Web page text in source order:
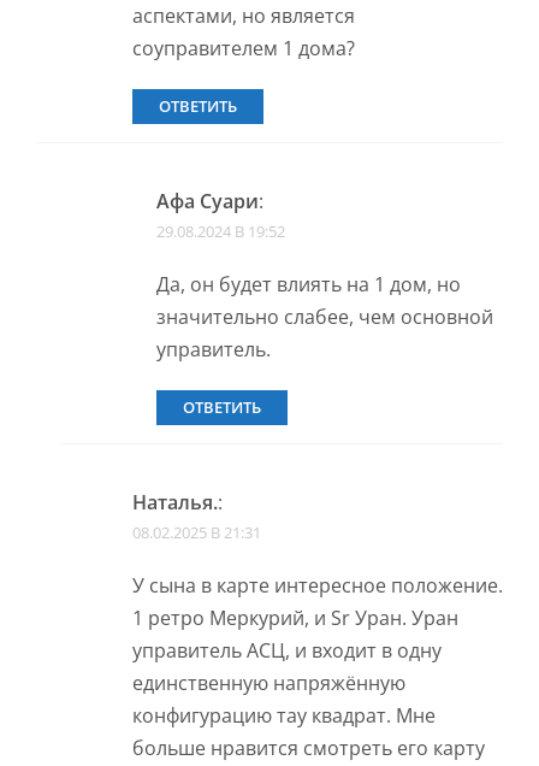
аспектами, но является
соуправителем 1 дома?
ОТВЕТИТЬ
Афа Суари:
29.08.2024 В 19:52
Да, он будет влиять на 1 дом, но
значительно слабее, чем основной
управитель.
ОТВЕТИТЬ
Наталья.:
08.02.2025 В 21:31
У сына в карте интересное положение.
1 ретро Меркурий, и Sr Уран. Уран
управитель АСЦ, и входит в одну
единственную напряжённую
конфигурацию тау квадрат. Мне
больше нравится смотреть его карту